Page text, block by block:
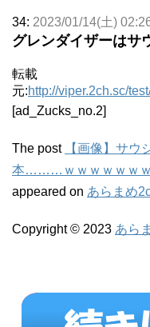
34: 2023/01/14(土)
グレンダイザーはサ
転載
元:http://viper.2ch.sc/
[ad_Zucks_no.2]
The post
【画像】サウ
本………ｗｗｗｗｗｗｗ
appeared on あらまめ
Copyright © 2023 あら